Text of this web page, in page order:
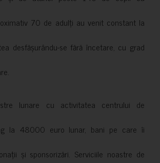
70 de adulți au venit constant la
desfășurându-se fără încetare, cu grad
lunare cu activitatea centrului de
la 48000 euro lunar, bani pe care îi
și sponsorizări. Serviciile noastre de